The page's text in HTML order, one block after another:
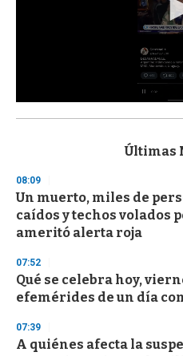
s
d
s
o
f
3
s
e
c
o
d
s
Últimas
08:09
Un muerto, miles de
caídos y techos volados
ameritó alerta roja
07:52
Qué se celebra hoy,
efemérides de un día
07:39
A quiénes afecta la